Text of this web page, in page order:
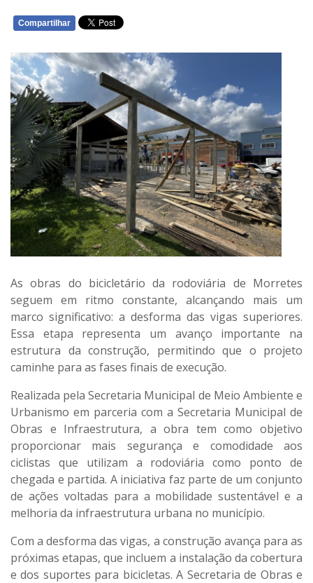
Compartilhar
As obras do bicicletário da rodoviária de Morretes
seguem em ritmo constante, alcançando mais um
marco significativo: a desforma das vigas superiores.
Essa etapa representa um avanço importante na
estrutura da construção, permitindo que o projeto
caminhe para as fases finais de execução.
Realizada pela Secretaria Municipal de Meio Ambiente e
Urbanismo em parceria com a Secretaria Municipal de
Obras e Infraestrutura, a obra tem como objetivo
proporcionar mais segurança e comodidade aos
ciclistas que utilizam a rodoviária como ponto de
chegada e partida. A iniciativa faz parte de um conjunto
de ações voltadas para a mobilidade sustentável e a
melhoria da infraestrutura urbana no município.
Com a desforma das vigas, a construção avança para as
próximas etapas, que incluem a instalação da cobertura
e dos suportes para bicicletas. A Secretaria de Obras e